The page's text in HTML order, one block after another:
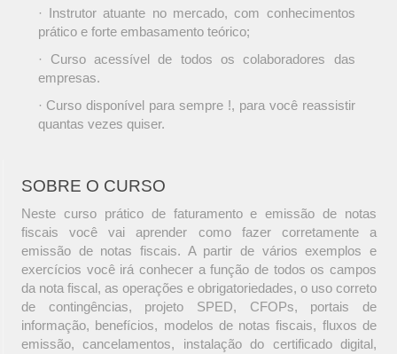
· Instrutor atuante no mercado, com conhecimentos
prático e forte embasamento teórico;
· Curso acessível de todos os colaboradores das
empresas.
· Curso disponível para sempre !, para você reassistir
quantas vezes quiser.
SOBRE O CURSO
Neste curso prático de faturamento e emissão de notas
fiscais você vai aprender como fazer corretamente a
emissão de notas fiscais. A partir de vários exemplos e
exercícios você irá conhecer a função de todos os campos
da nota fiscal, as operações e obrigatoriedades, o uso correto
de contingências, projeto SPED, CFOPs, portais de
informação, benefícios, modelos de notas fiscais, fluxos de
emissão, cancelamentos, instalação do certificado digital,